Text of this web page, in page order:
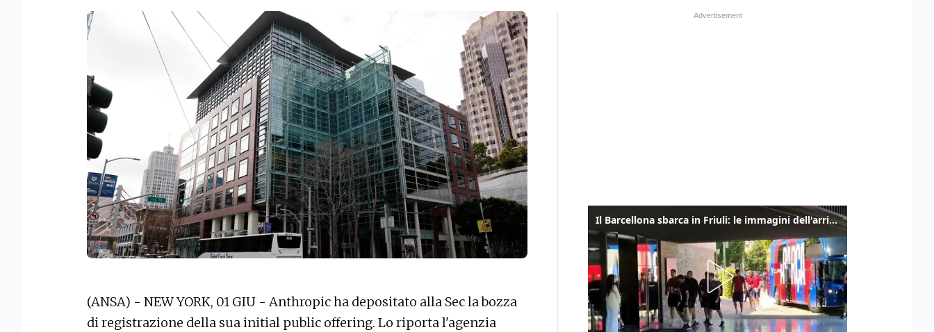
(ANSA) - NEW YORK, 01 GIU - Anthropic ha depositato alla Sec la bozza
di registrazione della sua initial public offering. Lo riporta l'agenzia
Il Barcellona sbarca in Friuli: le immagini dell'arrivo in albergo